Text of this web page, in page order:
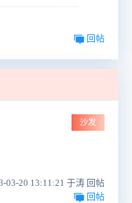
回帖
沙发
03-20 13:11:21 于涛 回帖
回帖